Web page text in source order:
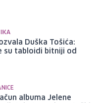
Duška Tošića:
su tabloidi bitniji od
albuma Jelene